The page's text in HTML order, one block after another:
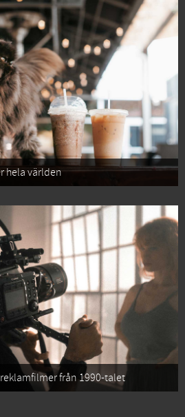
hela världen
från 1990-talet